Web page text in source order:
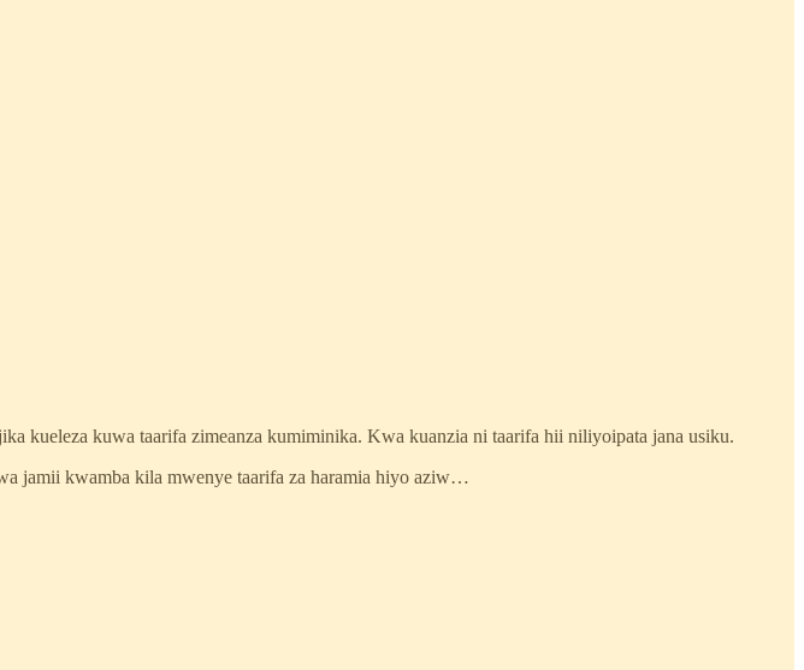
kueleza kuwa taarifa zimeanza kumiminika. Kwa kuanzia ni taarifa hii niliyoipata jana usiku.
jamii kwamba kila mwenye taarifa za haramia hiyo aziw…